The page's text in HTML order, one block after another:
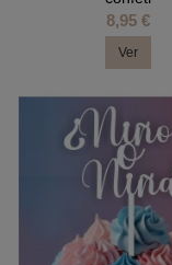
8,95 €
Ver